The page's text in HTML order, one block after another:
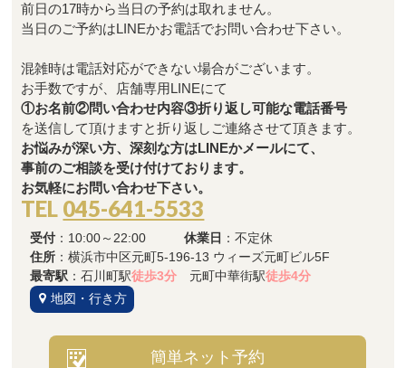
前日の17時から当日の予約は取れません。
当日のご予約はLINEかお電話でお問い合わせ下さい。
混雑時は電話対応ができない場合がございます。
お手数ですが、店舗専用LINEにて
①お名前②問い合わせ内容③折り返し可能な電話番号
を送信して頂けますと折り返しご連絡させて頂きます。
お悩みが深い方、深刻な方はLINEかメールにて、
事前のご相談を受け付けております。
お気軽にお問い合わせ下さい。
TEL 045-641-5533
受付 ：10:00～22:00休業日 ：不定休
住所 ：横浜市中区元町5-196-13 ウィーズ元町ビル5F
最寄駅 ：石川町駅徒歩3分 元町中華街駅徒歩4分
地図・行き方
簡単ネット予約